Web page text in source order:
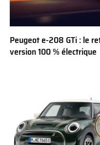
Peugeot e-208 GTi : le
version 100 % électrique